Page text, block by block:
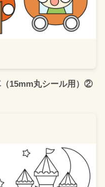
（15mm丸シール用）②